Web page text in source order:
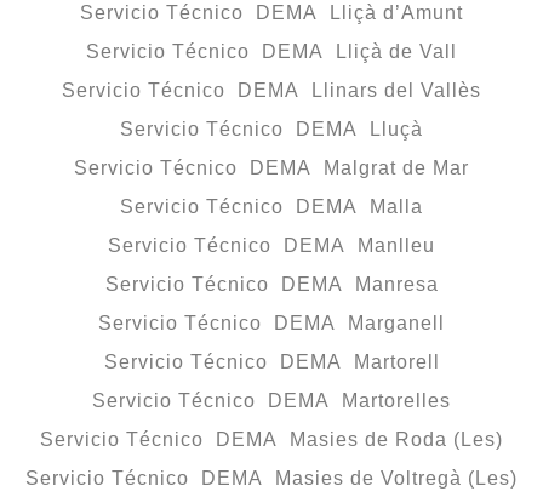
Servicio Técnico DEMA Lliçà d’Amunt
Servicio Técnico DEMA Lliçà de Vall
Servicio Técnico DEMA Llinars del Vallès
Servicio Técnico DEMA Lluçà
Servicio Técnico DEMA Malgrat de Mar
Servicio Técnico DEMA Malla
Servicio Técnico DEMA Manlleu
Servicio Técnico DEMA Manresa
Servicio Técnico DEMA Marganell
Servicio Técnico DEMA Martorell
Servicio Técnico DEMA Martorelles
Servicio Técnico DEMA Masies de Roda (Les)
Servicio Técnico DEMA Masies de Voltregà (Les)